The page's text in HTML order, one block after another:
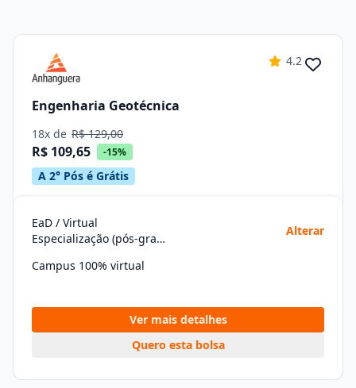
4.2
Engenharia Geotécnica
18x de R$ 129,00
R$ 109,65 -15%
A 2° Pós é Grátis
EaD / Virtual
Especialização (pós-graduação)
Alterar
Campus 100% virtual
Ver mais detalhes
Quero esta bolsa